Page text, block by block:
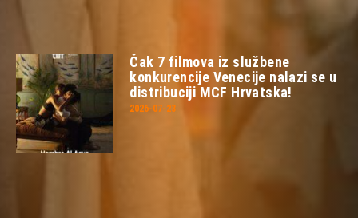
Čak 7 filmova iz službene
konkurencije Venecije nalazi se u
distribuciji MCF Hrvatska!
2026-07-23